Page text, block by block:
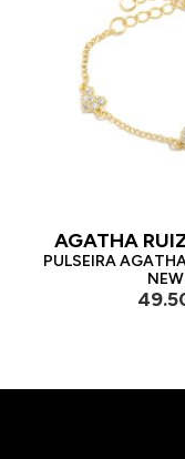
AGATHA
PULSEIRA